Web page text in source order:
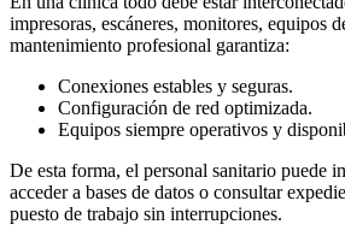
impresoras, escáneres, monitores, equipos
mantenimiento profesional garantiza:
Conexiones estables y seguras.
Configuración de red optimizada.
Equipos siempre operativos y
De esta forma, el personal sanitario puede
acceder a bases de datos o consultar
puesto de trabajo sin interrupciones.